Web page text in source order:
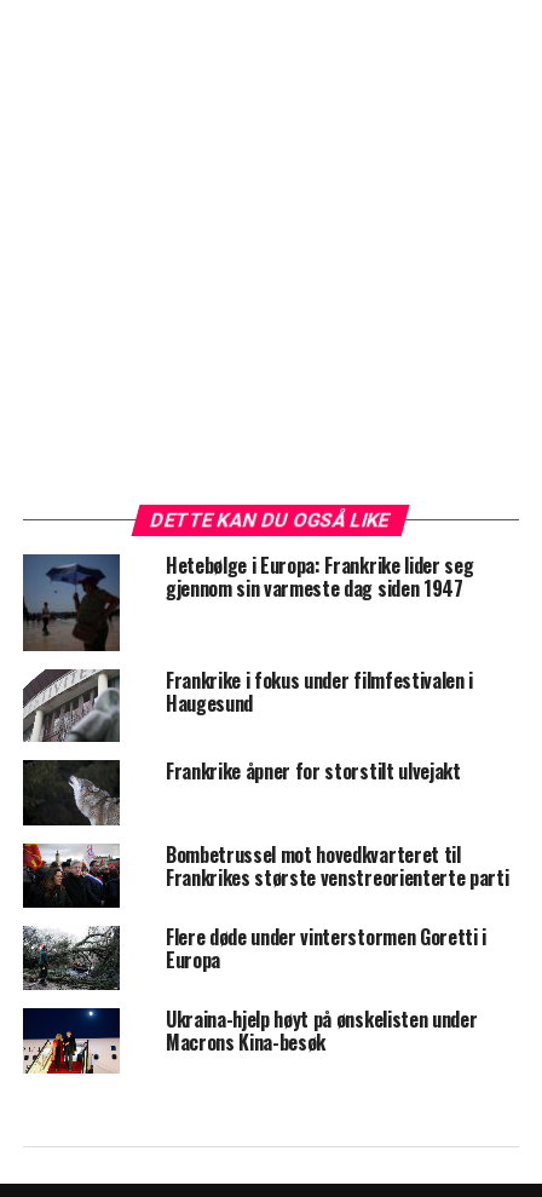
DETTE KAN DU OGSÅ LIKE
Hetebølge i Europa: Frankrike lider seg
gjennom sin varmeste dag siden 1947
Frankrike i fokus under filmfestivalen i
Haugesund
Frankrike åpner for storstilt ulvejakt
Bombetrussel mot hovedkvarteret til
Frankrikes største venstreorienterte parti
Flere døde under vinterstormen Goretti i
Europa
Ukraina-hjelp høyt på ønskelisten under
Macrons Kina-besøk